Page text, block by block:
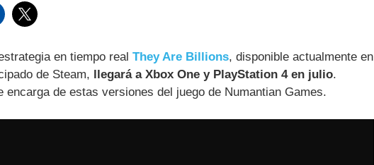
en tiempo real They Are Billions, disponible actualmente en
de Steam,
llegará a Xbox One y PlayStation 4 en julio.
encarga de estas versiones del juego de Numantian Games.